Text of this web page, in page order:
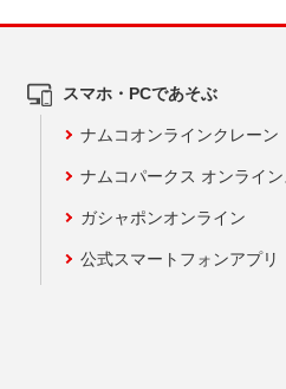
スマホ・PCであそぶ
ナムコオンラインクレーン
ナムコパークス オンライ
ガシャポンオンライン
公式スマートフォンアプリ